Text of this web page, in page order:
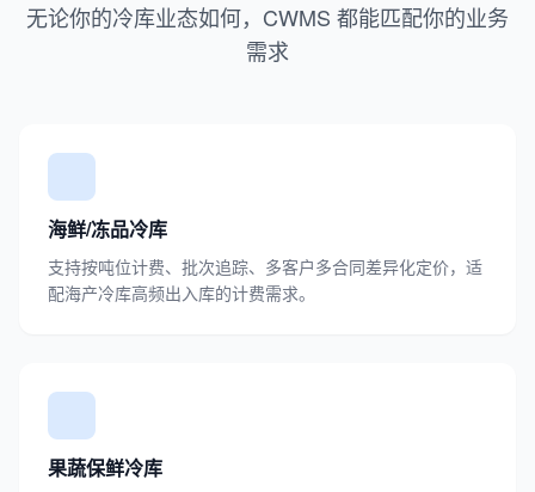
无论你的冷库业态如何，CWMS 都能匹配你的业务
需求
海鲜/冻品冷库
支持按吨位计费、批次追踪、多客户多合同差异化定价，适
配海产冷库高频出入库的计费需求。
果蔬保鲜冷库